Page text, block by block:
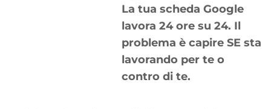
La tua scheda Google
lavora 24 ore su 24. Il
problema è capire SE sta
lavorando per te o
contro di te.